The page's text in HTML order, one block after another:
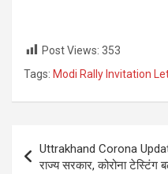
Post Views: 353
Tags: Modi Rally Invitation
navigation
Uttrakhand Corona
राज्य सरकार, कोरोना टेस्टिंग